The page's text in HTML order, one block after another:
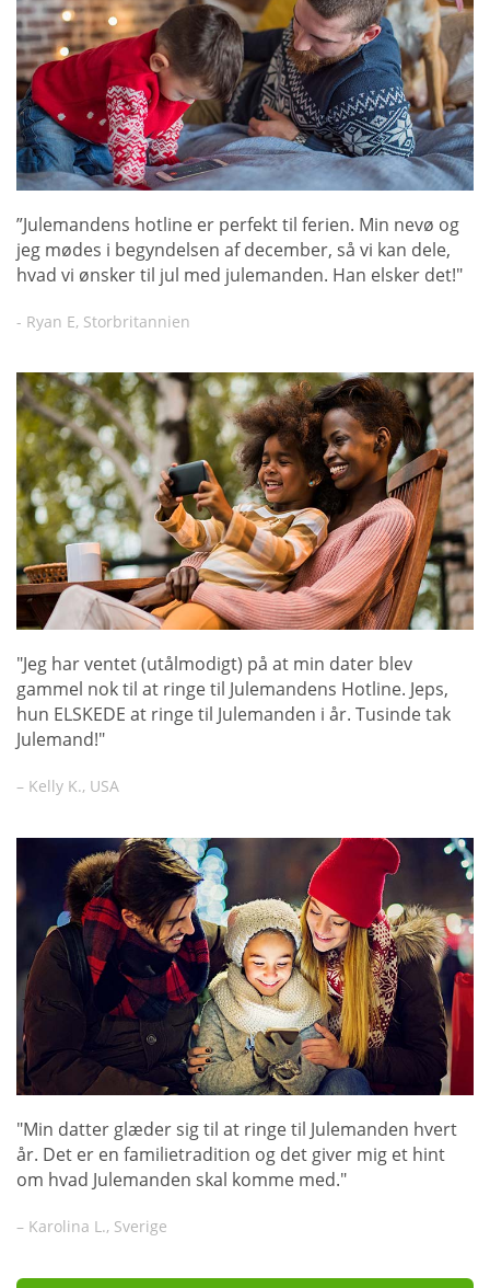
”Julemandens hotline er perfekt til ferien. Min nevø og
jeg mødes i begyndelsen af december, så vi kan dele,
hvad vi ønsker til jul med julemanden. Han elsker det!"
- Ryan E, Storbritannien
"Jeg har ventet (utålmodigt) på at min dater blev
gammel nok til at ringe til Julemandens Hotline. Jeps,
hun ELSKEDE at ringe til Julemanden i år. Tusinde tak
Julemand!"
– Kelly K., USA
"Min datter glæder sig til at ringe til Julemanden hvert
år. Det er en familietradition og det giver mig et hint
om hvad Julemanden skal komme med."
– Karolina L., Sverige